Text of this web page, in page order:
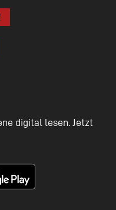
digital lesen. Jetzt